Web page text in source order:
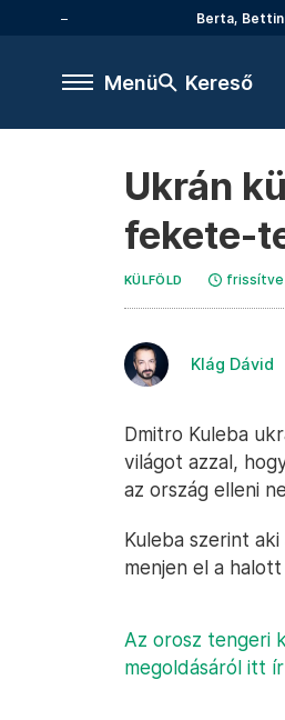
Berta,
Menü Kereső
Ukrán
fekete-
KÜLFÖLD frissítve
Klág Dávid
Dmitro Kuleba
világot azzal,
az ország elleni
Kuleba szerint
menjen el a
Az orosz tengeri
megoldásáról itt